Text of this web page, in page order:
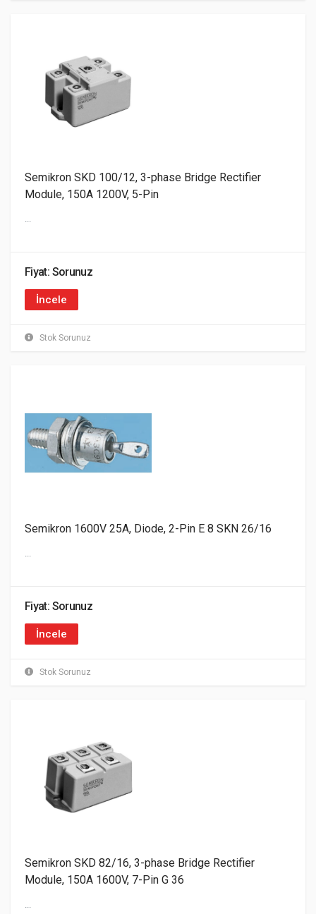
Stok Sorunuz
Semikron SKD 100/12, 3-phase Bridge Rectifier
Module, 150A 1200V, 5-Pin
...
Fiyat: Sorunuz
İncele
Stok Sorunuz
Semikron 1600V 25A, Diode, 2-Pin E 8 SKN 26/16
...
Fiyat: Sorunuz
İncele
Semikron SKD 82/16, 3-phase Bridge Rectifier
Module, 150A 1600V, 7-Pin G 36
...